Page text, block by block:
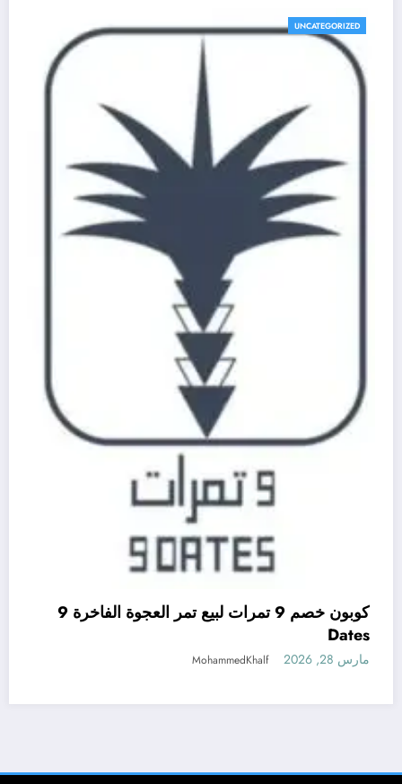
UNCATEGORIZED
كوبون خصم 9 تمرات لبيع تمر العجوة الفاخرة 9
Dates
مارس 28, 2026 MohammedKhalf